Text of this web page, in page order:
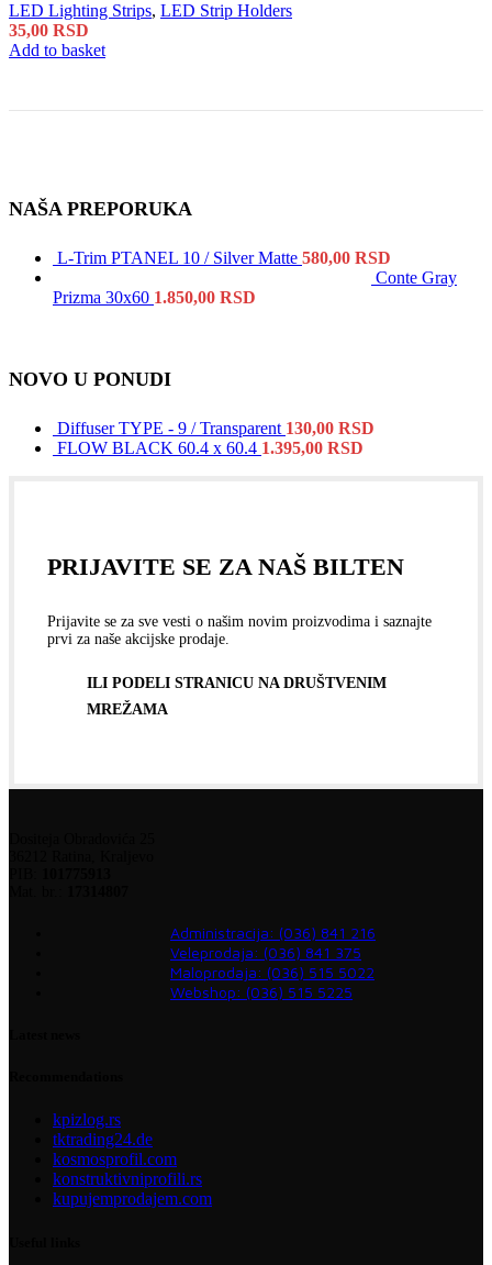
LED Lighting Strips, LED Strip Holders
35,00 RSD
Add to basket
NAŠA PREPORUKA
L-Trim PTANEL 10 / Silver Matte 580,00 RSD
Conte Gray
Prizma 30x60 1.850,00 RSD
NOVO U PONUDI
Diffuser TYPE - 9 / Transparent 130,00 RSD
FLOW BLACK 60.4 x 60.4 1.395,00 RSD
PRIJAVITE SE ZA NAŠ BILTEN
Prijavite se za sve vesti o našim novim proizvodima i saznajte
prvi za naše akcijske prodaje.
ILI PODELI STRANICU NA DRUŠTVENIM
MREŽAMA
Administracija: (036) 841 216
Veleprodaja: (036) 841 375
Maloprodaja: (036) 515 5022
Webshop: (036) 515 5225
kpizlog.rs
tktrading24.de
kosmosprofil.com
konstruktivniprofili.rs
kupujemprodajem.com